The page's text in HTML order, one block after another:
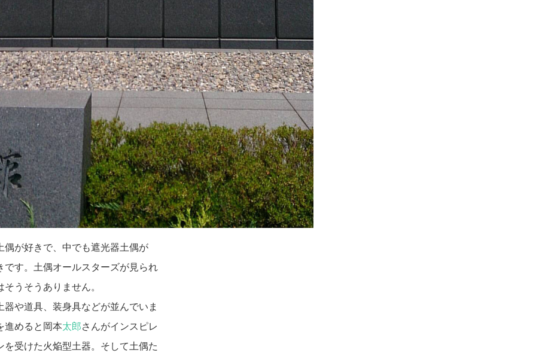
偶が好きで、中でも遮光器土偶が
です。土偶オールスターズが見られ
うそうありません。
器や道具、装身具などが並んでいま
進めると岡本太郎さんがインスピレ
を受けた火焔型土器。そして土偶た